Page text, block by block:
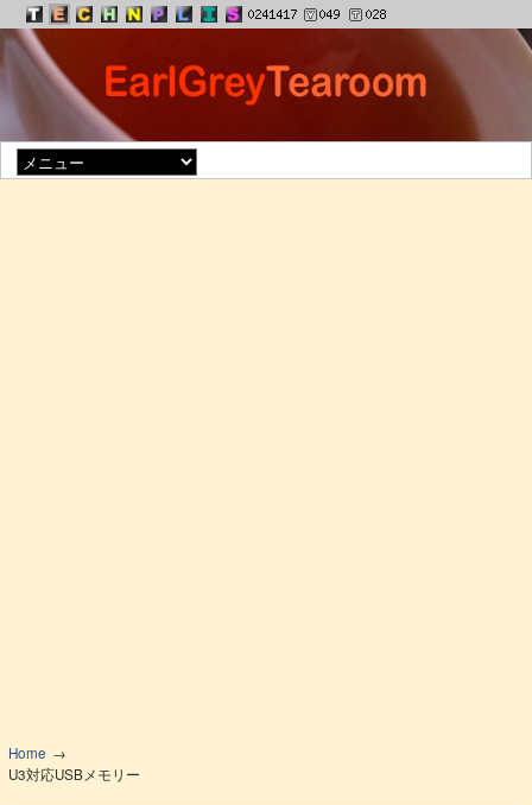
Home
U3対応USBメモリー